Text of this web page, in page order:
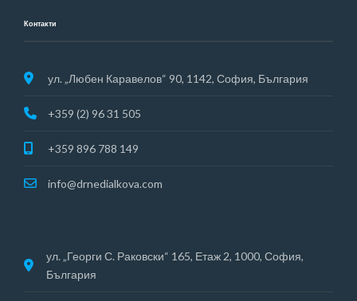
Контакти
ул. „Любен Каравелов“ 90, 1142, София, България
+359 (2) 96 31 505
+359 896 788 149
info@drnedialkova.com
ул. „Георги С. Раковски“ 165, Етаж 2, 1000, София,
България